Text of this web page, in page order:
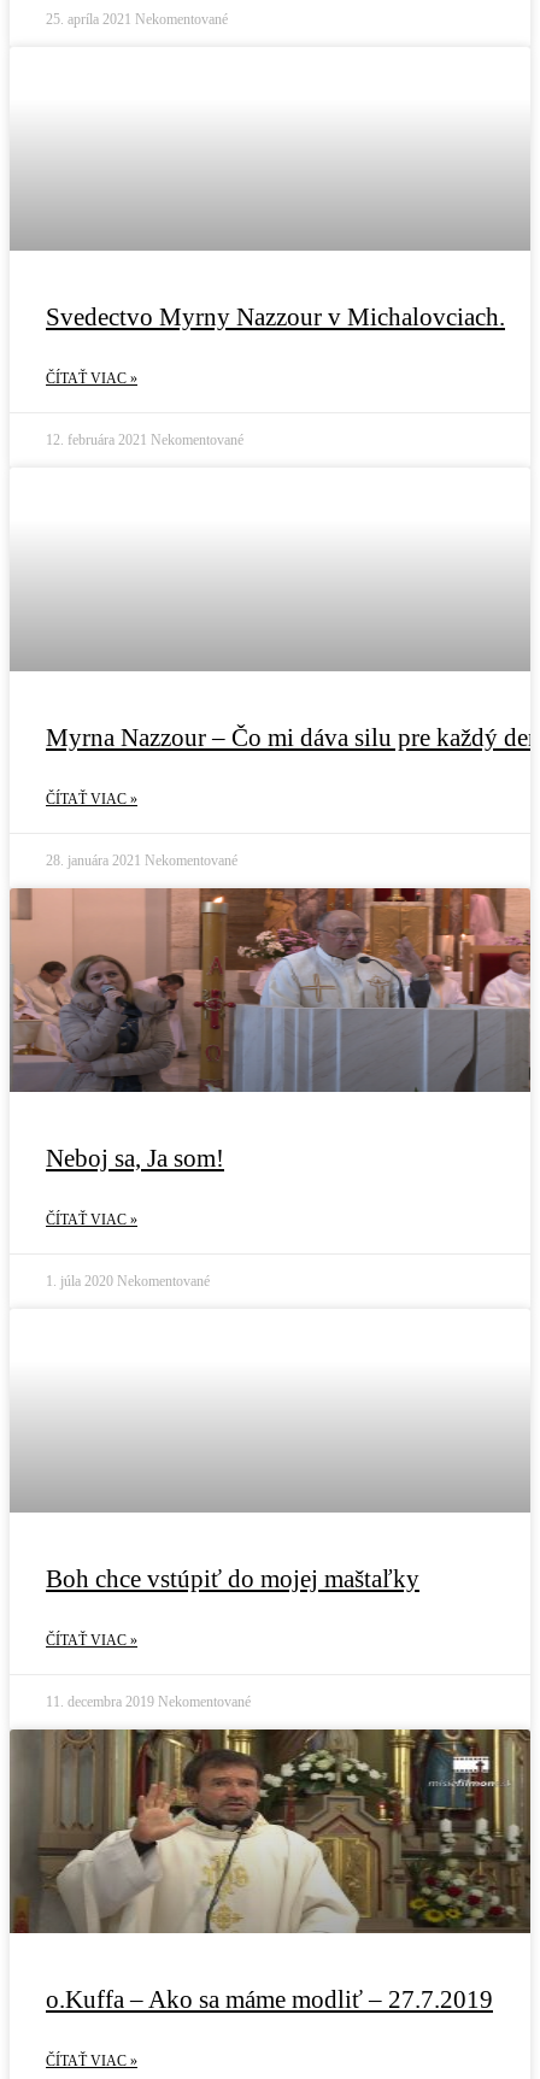
25. apríla 2021 Nekomentované
Svedectvo Myrny Nazzour v Michalovciach.
ČÍTAŤ VIAC »
12. februára 2021 Nekomentované
Myrna Nazzour – Čo mi dáva silu pre každý
ČÍTAŤ VIAC »
28. januára 2021 Nekomentované
Neboj sa, Ja som!
ČÍTAŤ VIAC »
1. júla 2020 Nekomentované
Boh chce vstúpiť do mojej maštaľky
ČÍTAŤ VIAC »
11. decembra 2019 Nekomentované
o.Kuffa – Ako sa máme modliť – 27.7.2019
ČÍTAŤ VIAC »